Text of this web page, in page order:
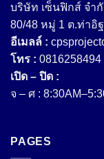
บริษัท เซ็นฟิกส์ จํา
80/48 หมู่ 1 ต.ท่าอิ
อีเมลล์ :
โทร : 0816258494
เปิด – ปิด :
จ – ศ :
PAGES